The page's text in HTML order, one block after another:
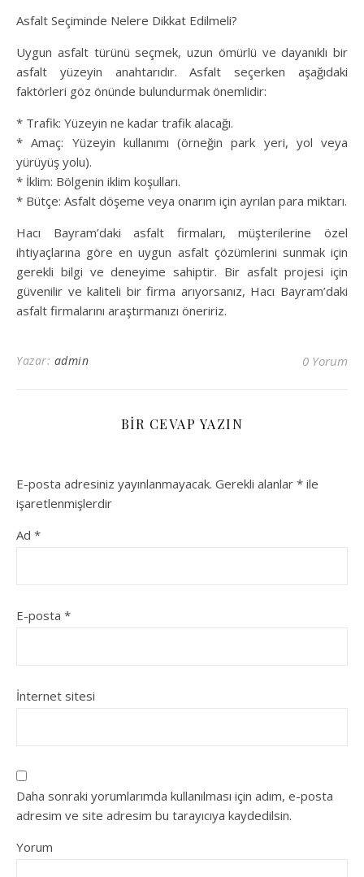
Asfalt Seçiminde Nelere Dikkat Edilmeli?
Uygun asfalt türünü seçmek, uzun ömürlü ve dayanıklı bir
asfalt yüzeyin anahtarıdır. Asfalt seçerken aşağıdaki
faktörleri göz önünde bulundurmak önemlidir:
* Trafik: Yüzeyin ne kadar trafik alacağı.
* Amaç: Yüzeyin kullanımı (örneğin park yeri, yol veya
yürüyüş yolu).
* İklim: Bölgenin iklim koşulları.
* Bütçe: Asfalt döşeme veya onarım için ayrılan para miktarı.
Hacı Bayram’daki asfalt firmaları, müşterilerine özel
ihtiyaçlarına göre en uygun asfalt çözümlerini sunmak için
gerekli bilgi ve deneyime sahiptir. Bir asfalt projesi için
güvenilir ve kaliteli bir firma arıyorsanız, Hacı Bayram’daki
asfalt firmalarını araştırmanızı öneririz.
Yazar: admin 0 Yorum
BIR CEVAP YAZIN
E-posta adresiniz yayınlanmayacak. Gerekli alanlar * ile
işaretlenmişlerdir
Ad *
E-posta *
İnternet sitesi
Daha sonraki yorumlarımda kullanılması için adım, e-posta
adresim ve site adresim bu tarayıcıya kaydedilsin.
Yorum